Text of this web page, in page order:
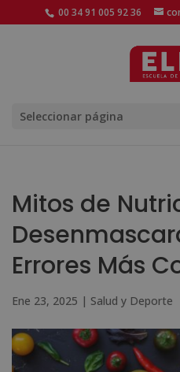
00 34 91 005 92 36
Seleccionar página
Mitos de
Errores Más
Ene 23, 2025 | Salud y Deporte